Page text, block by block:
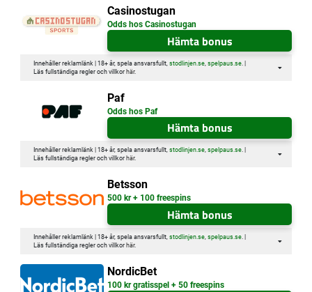
Casinostugan
Odds hos Casinostugan
Hämta bonus
Innehåller reklamlänk | 18+ år, spela ansvarsfullt, stodlinjen.se, spelpaus.se. |
Läs fullständiga regler och villkor här.
Paf
Odds hos Paf
Hämta bonus
Innehåller reklamlänk | 18+ år, spela ansvarsfullt, stodlinjen.se, spelpaus.se. |
Läs fullständiga regler och villkor här.
Betsson
500 kr + 100 freespins
Hämta bonus
Innehåller reklamlänk | 18+ år, spela ansvarsfullt, stodlinjen.se, spelpaus.se. |
Läs fullständiga regler och villkor här.
NordicBet
100 kr gratisspel + 50 freespins